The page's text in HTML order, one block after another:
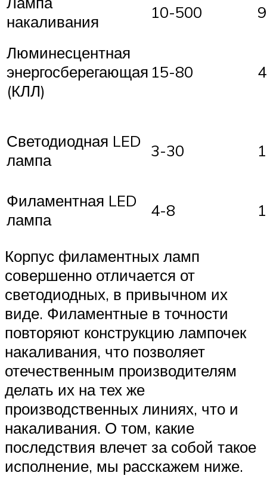
накаливания
10-500
Люминесцентная
энергосберегающая
(КЛЛ)
15-80
Светодиодная LED
лампа
3-30
Филаментная LED
лампа
4-8
Корпус филаментных ламп
совершенно отличается от
светодиодных, в привычном их
виде. Филаментные в точности
повторяют конструкцию лампочек
накаливания, что позволяет
отечественным производителям
делать их на тех же
производственных линиях, что и
накаливания. О том, какие
последствия влечет за собой такое
исполнение, мы расскажем ниже.